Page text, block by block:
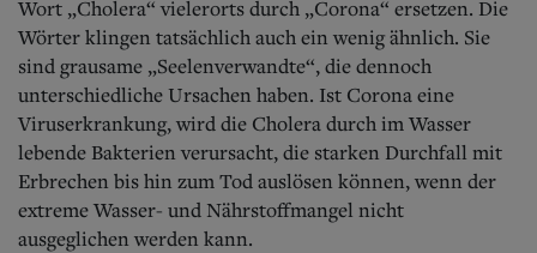
Abo Prämien
Archiv
Mediadaten
Kontakt
Impressum
Datenschutz
Wort „Cholera“ vielerorts durch „Corona“ ersetzen. Die
Wörter klingen tatsächlich auch ein wenig ähnlich. Sie
sind grausame „Seelenverwandte“, die dennoch
unterschiedliche Ursachen haben. Ist Corona eine
Viruserkrankung, wird die Cholera durch im Wasser
lebende Bakterien verursacht, die starken Durchfall mit
Erbrechen bis hin zum Tod auslösen können, wenn der
extreme Wasser- und Nährstoffmangel nicht
ausgeglichen werden kann.